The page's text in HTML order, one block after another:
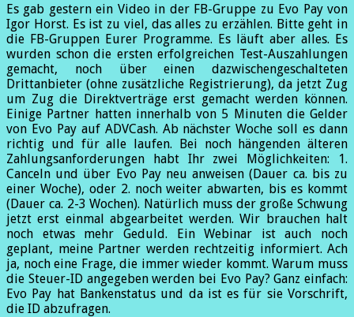
Es gab gestern ein Video in der FB-Gruppe zu Evo Pay von
Igor Horst. Es ist zu viel, das alles zu erzählen. Bitte geht in
die FB-Gruppen Eurer Programme. Es läuft aber alles. Es
wurden schon die ersten erfolgreichen Test-Auszahlungen
gemacht, noch über einen dazwischengeschalteten
Drittanbieter (ohne zusätzliche Registrierung), da jetzt Zug
um Zug die Direktverträge erst gemacht werden können.
Einige Partner hatten innerhalb von 5 Minuten die Gelder
von Evo Pay auf ADVCash. Ab nächster Woche soll es dann
richtig und für alle laufen. Bei noch hängenden älteren
Zahlungsanforderungen habt Ihr zwei Möglichkeiten: 1.
Canceln und über Evo Pay neu anweisen (Dauer ca. bis zu
einer Woche), oder 2. noch weiter abwarten, bis es kommt
(Dauer ca. 2-3 Wochen). Natürlich muss der große Schwung
jetzt erst einmal abgearbeitet werden. Wir brauchen halt
noch etwas mehr Geduld. Ein Webinar ist auch noch
geplant, meine Partner werden rechtzeitig informiert. Ach
ja, noch eine Frage, die immer wieder kommt. Warum muss
die Steuer-ID angegeben werden bei Evo Pay? Ganz einfach:
Evo Pay hat Bankenstatus und da ist es für sie Vorschrift,
die ID abzufragen.